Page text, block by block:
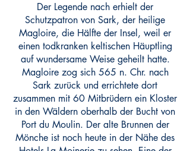
Der Legende nach erhielt der
Schutzpatron von Sark, der heilige
Magloire, die Hälfte der Insel, weil er
einen todkranken keltischen Häuptling
auf wundersame Weise geheilt hatte.
Magloire zog sich 565 n. Chr. nach
Sark zurück und errichtete dort
zusammen mit 60 Mitbrüdern ein Kloster
in den Wäldern oberhalb der Bucht von
Port du Moulin. Der alte Brunnen der
Mönche ist noch heute in der Nähe des